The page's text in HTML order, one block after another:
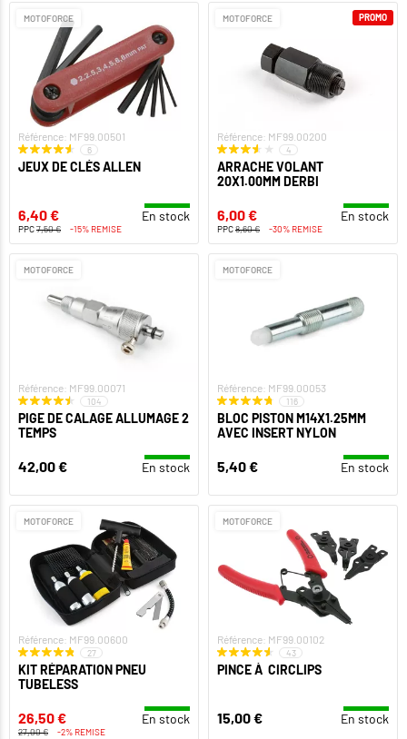
MOTOFORCE
Référence: MF99.00501
6
JEUX DE CLÉS ALLEN
6,40 € En stock
PPC7,50 € -15% REMISE
MOTOFORCE
Référence: MF99.00200
4
ARRACHE VOLANT
20X1.00MM DERBI
6,00 € En stock
PPC8,60 € -30% REMISE
PROMO
MOTOFORCE
Référence: MF99.00071
104
PIGE DE CALAGE ALLUMAGE 2
TEMPS
42,00 € En stock
MOTOFORCE
Référence: MF99.00053
116
BLOC PISTON M14X1.25MM
AVEC INSERT NYLON
5,40 € En stock
MOTOFORCE
Référence: MF99.00600
27
KIT RÉPARATION PNEU
TUBELESS
26,50 € En stock
27,00 € -2% REMISE
MOTOFORCE
Référence: MF99.00102
43
PINCE À CIRCLIPS
15,00 € En stock